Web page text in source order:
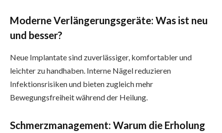
Moderne Verlängerungsgeräte: Was ist neu
und besser?
Neue Implantate sind zuverlässiger, komfortabler und
leichter zu handhaben. Interne Nägel reduzieren
Infektionsrisiken und bieten zugleich mehr
Bewegungsfreiheit während der Heilung.
Schmerzmanagement: Warum die Erholung